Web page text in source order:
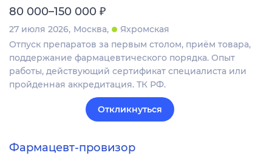
80 000–150 000 ₽
27 июля 2026 Москва
Яхромская
Отпуск препаратов за первым столом, приём товара,
поддержание фармацевтического порядка. Опыт
работы, действующий сертификат специалиста или
пройденная аккредитация. ТК РФ.
Откликнуться
Фармацевт-провизор